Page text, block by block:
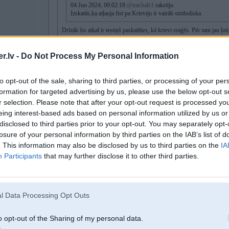
- Do Not Process My Personal Information
opt-out of the sale, sharing to third parties, or processing of your
for targeted advertising by us, please use the below opt-out
selection. Please note that after your opt-out request is processed
interest-based ads based on personal information utilized by us
to third parties prior to your opt-out. You may separately
of your personal information by third parties on the IAB’s list of
This information may also be disclosed by us to third parties on the
Participants that may further disclose it to other third parties.
Data Processing Opt Outs
opt-out of the Sharing of my personal data.
04 Jun 2024, 00:02:18 @michals1 rakstīja:
Izskatās,ka atļauja fist pa Krieviju ir vairāk simboliska.
Drīzāk šis atkal ir testiņš paskatīties, kā krievi reaģēs. Pēc tam jau
Nu baigie zinātnieki eksperimentatori. Nevarēja kaut kā paātrinātā
nu, dēļ ātrajām vakcīnām taču visi vakcinētie dzīvo tikai 2 gadus, tā te viens
bet salīdzinājums labs, īsti pošmīžu garā
04. Jun 2024, 15:41
04 Jun 2024, 15:30:55@kexxxrakstīja:
04 Jun 2024, 12:00:37 @Mixzzz